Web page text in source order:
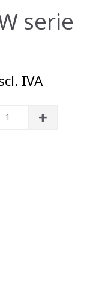
serie
IVA